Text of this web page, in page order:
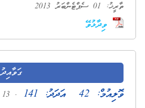
ތާރީޚު: 01 ސެޕްޓެންބަރު 2013
ވިދާޅުވޭ
ގަވާއިދު
ވޮލިއުމް: 42 އަދަދު: 141 . 13 އަހަރު ކުރިން